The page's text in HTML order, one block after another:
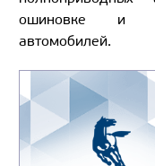
ошиновке и
автомобилей.